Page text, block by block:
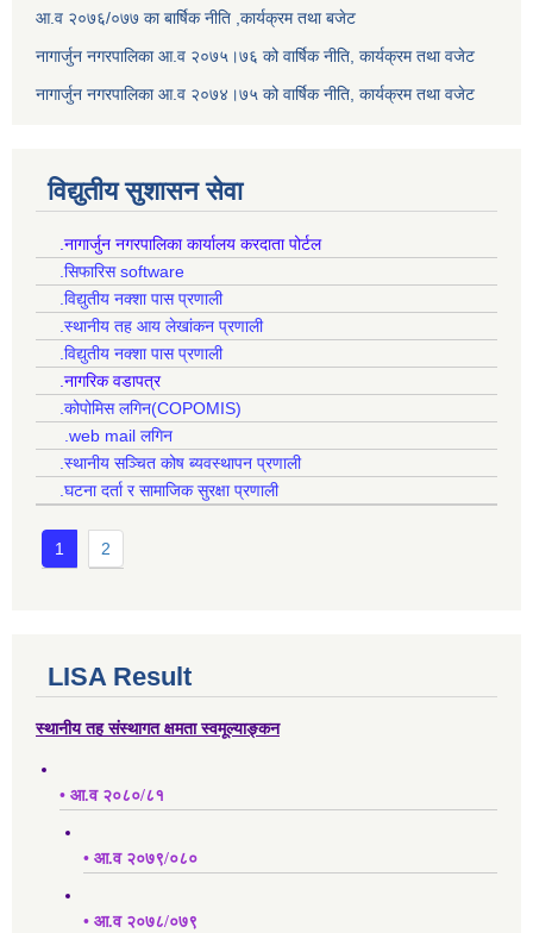
आ.व २०७६/०७७ का बार्षिक नीति ,कार्यक्रम तथा बजेट
नागार्जुन नगरपालिका आ.व २०७५।७६ को वार्षिक नीति, कार्यक्रम तथा वजेट
नागार्जुन नगरपालिका आ.व २०७४।७५ को वार्षिक नीति, कार्यक्रम तथा वजेट
विद्युतीय सुशासन सेवा
.नागार्जुन नगरपालिका कार्यालय करदाता पोर्टल
.सिफारिस software
.विद्युतीय नक्शा पास प्रणाली
.स्थानीय तह आय लेखांकन प्रणाली
.विद्युतीय नक्शा पास प्रणाली
.नागरिक वडापत्र
.कोपोमिस लगिन(COPOMIS)
.web mail लगिन
.स्थानीय सञ्चित कोष ब्यवस्थापन प्रणाली
.घटना दर्ता र सामाजिक सुरक्षा प्रणाली
1 2
LISA Result
स्थानीय तह संस्थागत क्षमता स्वमूल्याङ्कन
• आ.व २०८०/८१
• आ.व २०७९/०८०
• आ.व २०७८/०७९